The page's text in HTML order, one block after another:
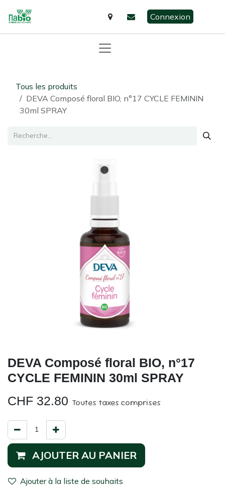
Connexion
Tous les produits
DEVA Composé floral BIO, n°17 CYCLE FEMININ
30ml SPRAY
DEVA Composé floral BIO, n°17
CYCLE FEMININ 30ml SPRAY
CHF 32.80 Toutes taxes comprises
AJOUTER AU PANIER
Ajouter à la liste de souhaits